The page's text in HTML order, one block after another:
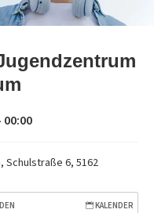
00:00
6, 5162
KALENDER